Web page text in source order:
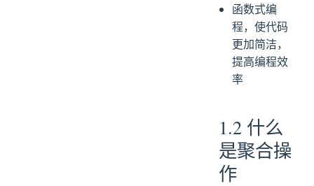
函数式编
程，使代码
更加简洁，
提高编程效
率
1.2 什么
是聚合操
作